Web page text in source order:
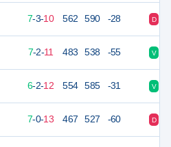
7-3-10 562 590 -28 D
7-2-11 483 538 -55 V
6-2-12 554 585 -31 V
7-0-13 467 527 -60 D